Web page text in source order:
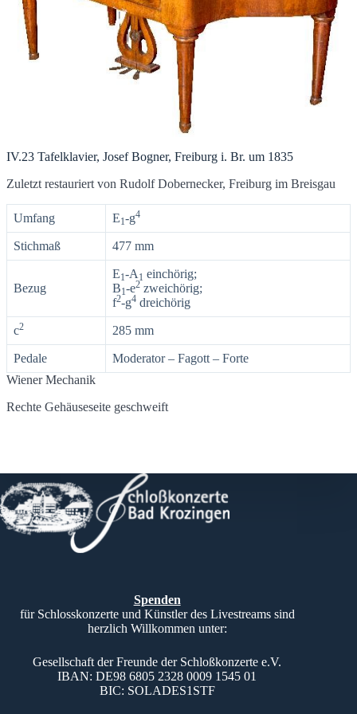
IV.23 Tafelklavier, Josef Bogner, Freiburg i. Br. um 1835
Zuletzt restauriert von Rudolf Dobernecker, Freiburg im Breisgau
Umfang E1-g4
Stichmaß 477 mm
Bezug
E1-A 1 einchörig;
B1-e2 zweichörig;
f2-g4 dreichörig
c2 285 mm
Pedale
Moderator – Fagott – Forte
Wiener Mechanik
Rechte Gehäuseseite geschweift
Spenden
für Schlosskonzerte und Künstler des Livestreams sind
herzlich Willkommen unter:
Gesellschaft der Freunde der Schloßkonzerte e.V.
IBAN: DE98 6805 2328 0009 1545 01
BIC: SOLADES1STF